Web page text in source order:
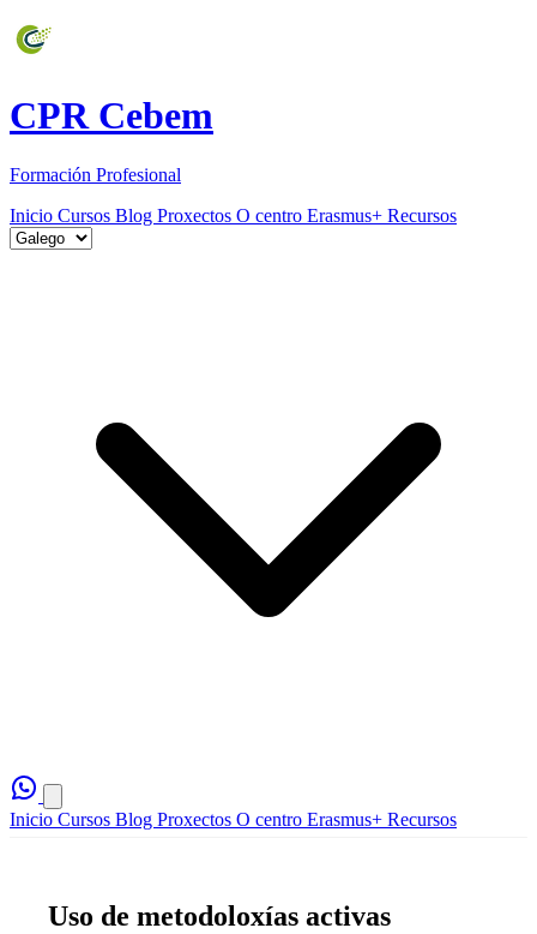
CPR Cebem
Formación Profesional
Inicio Cursos Blog Proxectos O centro Erasmus+ Recursos
Inicio Cursos Blog Proxectos O centro Erasmus+ Recursos
Uso de metodoloxías activas